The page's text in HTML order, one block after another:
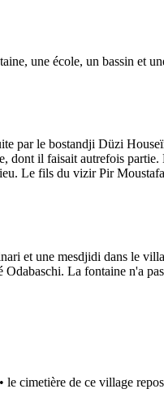
une école, un bassin et
par le bostandji Düzi
dont il faisait autrefois
Le fils du vizir Pir
et une mesdjidi dans le
La fontaine n'a
cimetière de ce village